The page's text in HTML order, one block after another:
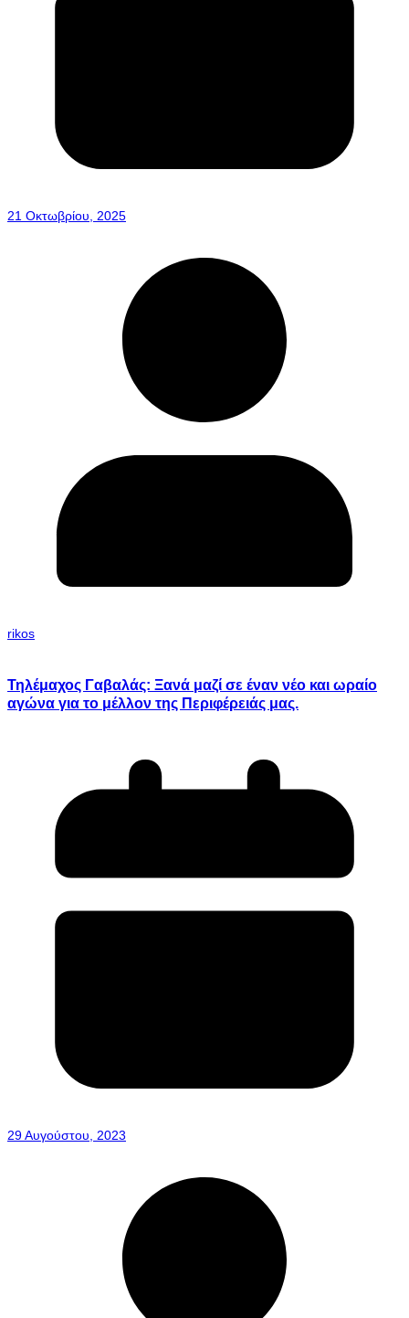
21 Οκτωβρίου, 2025
rikos
Τηλέμαχος Γαβαλάς: Ξανά μαζί σε έναν νέο και ωραίο
αγώνα για το μέλλον της Περιφέρειάς μας.
29 Αυγούστου, 2023